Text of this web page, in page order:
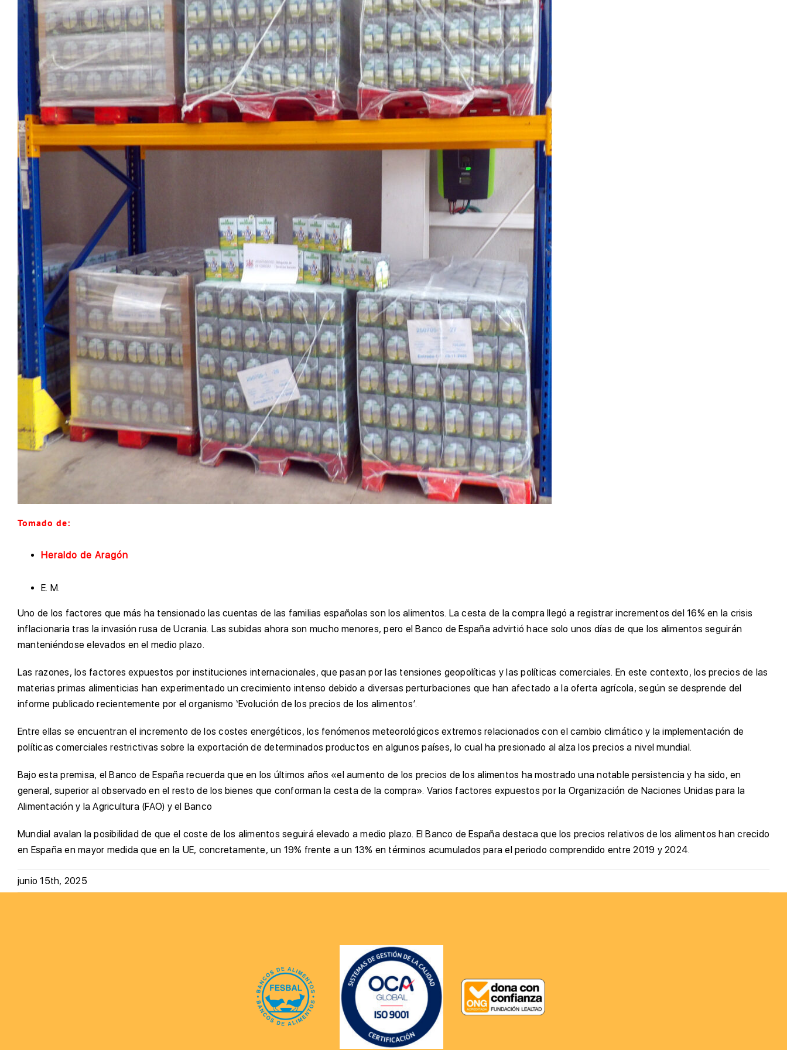
Tomado de:
Heraldo de Aragón
E. M.
Uno de los factores que más ha tensionado las cuentas de las familias españolas son los alimentos. La cesta de la compra llegó a registrar incrementos del 16% en la crisis
inflacionaria tras la invasión rusa de Ucrania. Las subidas ahora son mucho menores, pero el Banco de España advirtió hace solo unos días de que los alimentos seguirán
manteniéndose elevados en el medio plazo.
Las razones, los factores expuestos por instituciones internacionales, que pasan por las tensiones geopolíticas y las políticas comerciales. En este contexto, los precios de las
materias primas alimenticias han experimentado un crecimiento intenso debido a diversas perturbaciones que han afectado a la oferta agrícola, según se desprende del
informe publicado recientemente por el organismo ‘Evolución de los precios de los alimentos’.
Entre ellas se encuentran el incremento de los costes energéticos, los fenómenos meteorológicos extremos relacionados con el cambio climático y la implementación de
políticas comerciales restrictivas sobre la exportación de determinados productos en algunos países, lo cual ha presionado al alza los precios a nivel mundial.
Bajo esta premisa, el Banco de España recuerda que en los últimos años «el aumento de los precios de los alimentos ha mostrado una notable persistencia y ha sido, en
general, superior al observado en el resto de los bienes que conforman la cesta de la compra». Varios factores expuestos por la Organización de Naciones Unidas para la
Alimentación y la Agricultura (FAO) y el Banco
Mundial avalan la posibilidad de que el coste de los alimentos seguirá elevado a medio plazo. El Banco de España destaca que los precios relativos de los alimentos han crecido
en España en mayor medida que en la UE, concretamente, un 19% frente a un 13% en términos acumulados para el periodo comprendido entre 2019 y 2024.
junio 15th, 2025